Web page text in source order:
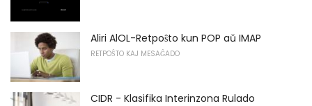
Aliri AlOL-Retpoŝto kun POP aŭ IMAP
RETPOŜTO KAJ MESAĜADO
CIDR - Klasifika Interinzona Rulado